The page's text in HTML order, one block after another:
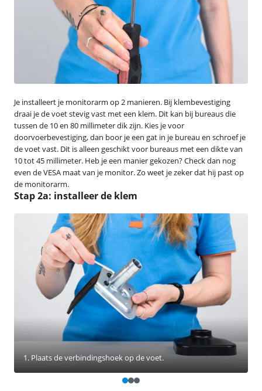
Je installeert je monitorarm op 2 manieren. Bij klembevestiging
draai je de voet stevig vast met een klem. Dit kan bij bureaus die
tussen de 10 en 80 millimeter dik zijn. Kies je voor
doorvoerbevestiging, dan boor je een gat in je bureau en schroef je
de voet vast. Dit is alleen geschikt voor bureaus met een dikte van
10 tot 45 millimeter. Heb je een manier gekozen? Check dan nog
even de VESA maat van je monitor. Zo weet je zeker dat hij past op
de monitorarm.
Stap 2a: installeer de klem
1. Plaats de verbindingshoek op de voet.